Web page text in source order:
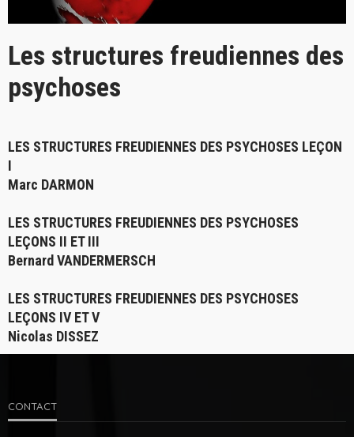
Les structures freudiennes des
psychoses
LES STRUCTURES FREUDIENNES DES PSYCHOSES LEÇON
I
Marc DARMON
LES STRUCTURES FREUDIENNES DES PSYCHOSES
LEÇONS II ET III
Bernard VANDERMERSCH
LES STRUCTURES FREUDIENNES DES PSYCHOSES
LEÇONS IV ET V
Nicolas DISSEZ
CONTACT